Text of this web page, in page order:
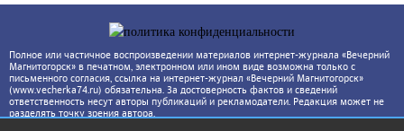
Полное или частичное воспроизведении материалов интернет-журнала «Вечерний
Магнитогорск» в печатном, электронном или ином виде возможна только с
письменного согласия, ссылка на интернет-журнал «Вечерний Магнитогорск»
(www.vecherka74.ru) обязательна. За достоверность фактов и сведений
ответственность несут авторы публикаций и рекламодатели. Редакция может не
разделять точку зрения автора.